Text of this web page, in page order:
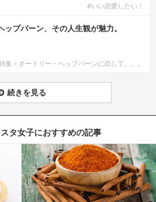
#いい恋愛したい！
ップバーン、その人生観が魅力。
集＞オードリー・ヘップバーンに恋して。。。
続きを見る
タ女子におすすめの記事